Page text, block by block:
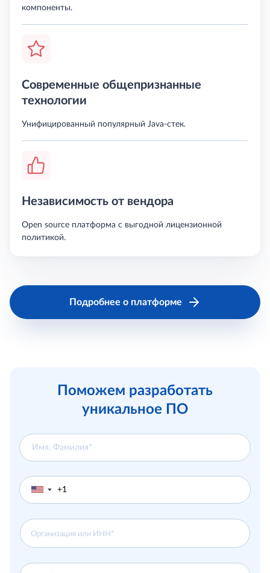
компоненты.
Современные общепризнанные
технологии
Унифицированный популярный Java-стек.
Независимость от вендора
Open source платформа с выгодной лицензионной
политикой.
Подробнее о платформе
Поможем разработать
уникальное ПО
▼